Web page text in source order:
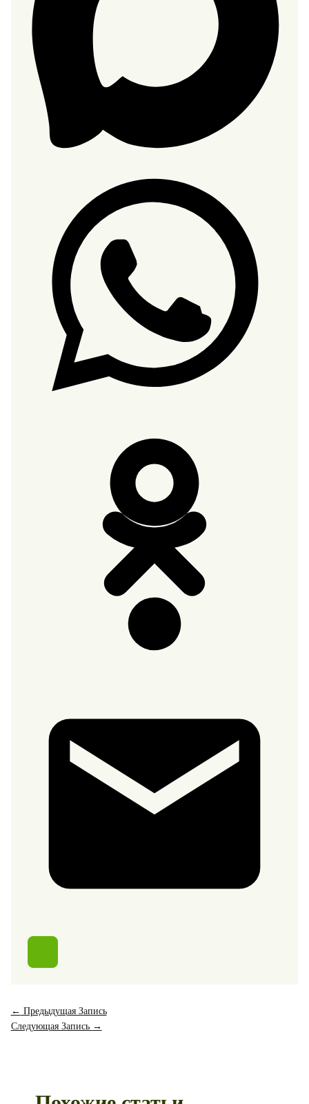
← Предыдущая Запись
Следующая Запись →